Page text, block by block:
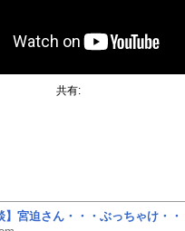
共有:
】宮迫さん・・・ぶっちゃけ・・